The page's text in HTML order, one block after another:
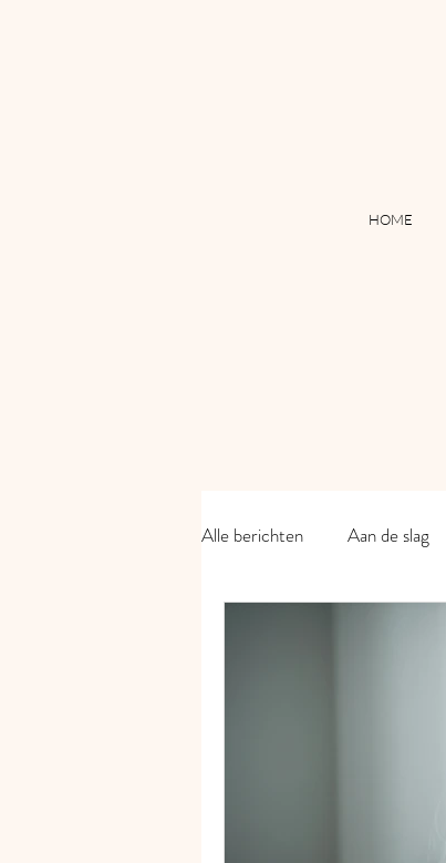
HOME
Alle berichten Aan de slag